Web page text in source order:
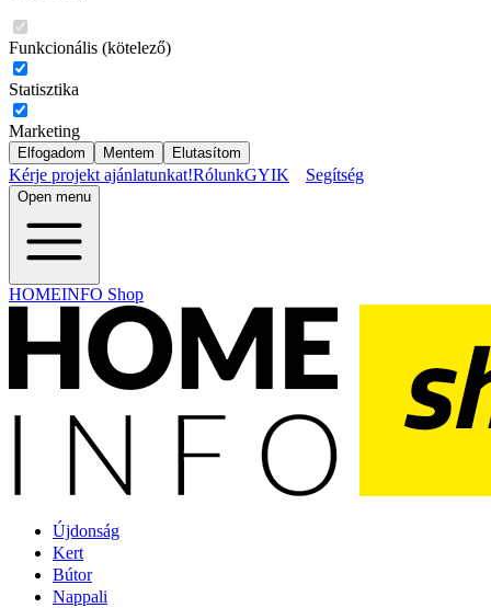
Funkcionális (kötelező)
Statisztika
Marketing
Elfogadom Mentem Elutasítom
Kérje projekt ajánlatunkat!RólunkGYIK Segítség
Open menu
HOMEINFO Shop
Újdonság
Kert
Bútor
Nappali